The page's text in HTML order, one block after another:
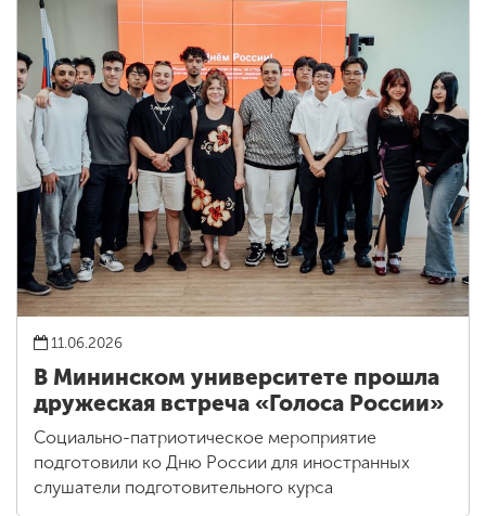
11.06.2026
В Мининском университете прошла
дружеская встреча «Голоса России»
Социально-патриотическое мероприятие
подготовили ко Дню России для иностранных
слушатели подготовительного курса